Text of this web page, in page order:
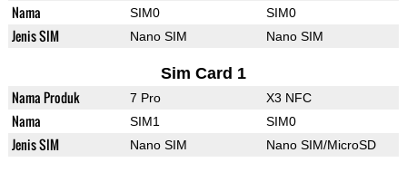
Nama SIM0 SIM0
Jenis SIM Nano SIM Nano SIM
Sim Card 1
Nama Produk 7 Pro X3 NFC
Nama SIM1 SIM0
Jenis SIM Nano SIM Nano SIM/MicroSD